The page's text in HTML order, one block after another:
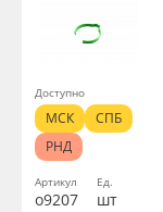
Артикул
о9207
Ед.
шт
Доступно
МСК
СПБ
РНД